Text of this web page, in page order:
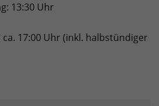
13:30 Uhr
17:00 Uhr (inkl. halbstündiger